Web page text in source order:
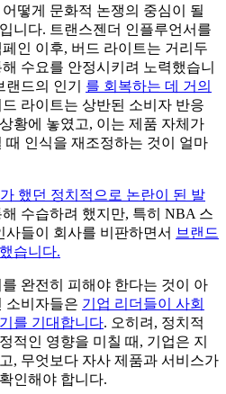
어떻게 문화적 논쟁의 중심이 될
니다. 트랜스젠더 인플루언서를
인 이후, 버드 라이트는 거리두
수요를 안정시키려 노력했습니
랜드의 인기 를 회복하는 데 거의
라이트는 상반된 소비자 반응
황에 놓였고, 이는 제품 자체가
때 인식을 재조정하는 것이 얼마
했던 정치적으로 논란이 된 발
해 수습하려 했지만, 특히 NBA 스
들이 회사를 비판하면서 브랜드
습니다.
완전히 피해야 한다는 것이 아
소비자들은 기업 리더들이 사회
를 기대합니다. 오히려, 정치적
적인 영향을 미칠 때, 기업은 지
, 무엇보다 자사 제품과 서비스가
인해야 합니다.